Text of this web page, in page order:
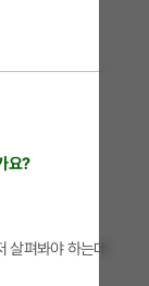
요?
펴봐야 하는데